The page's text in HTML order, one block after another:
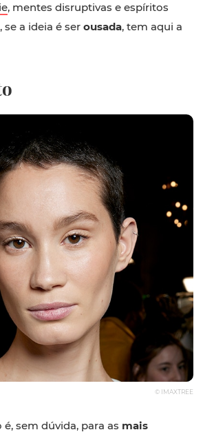
, mentes disruptivas e espíritos
se a ideia é ser ousada, tem aqui a
© IMAXTREE
sem dúvida, para as mais